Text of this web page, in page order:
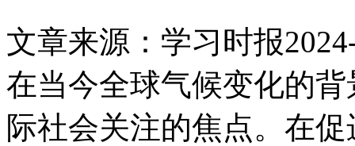
文章来源：学习时报
在当今全球气候变化的
际社会关注的焦点。在